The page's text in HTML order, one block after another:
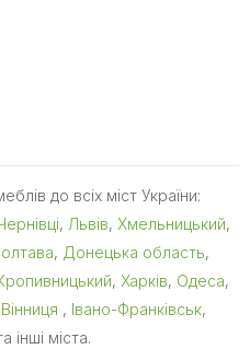
до всіх міст України:
, Львів, Хмельницький,
, Донецька область,
, Харків, Одеса,
Вінниця , Івано-Франківськ,
інші міста.